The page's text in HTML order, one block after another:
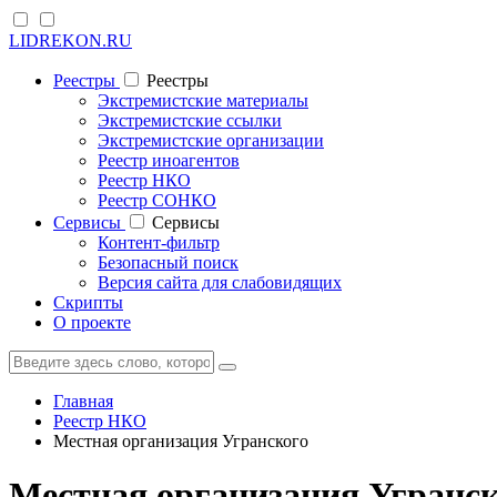
LIDREKON.RU
Реестры
Реестры
Экстремистские материалы
Экстремистские ссылки
Экстремистские организации
Реестр иноагентов
Реестр НКО
Реестр СОНКО
Cервисы
Cервисы
Контент-фильтр
Безопасный поиск
Версия сайта для слабовидящих
Скрипты
О проекте
Главная
Реестр НКО
Местная организация Угранского